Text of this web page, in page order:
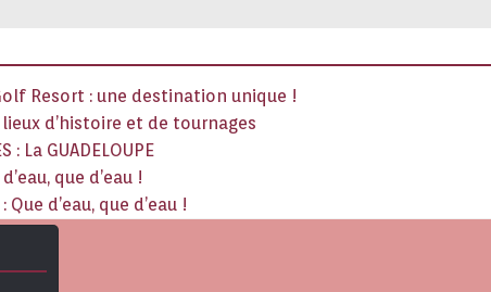
Resort : une destination unique !
lieux d’histoire et de tournages
: La GUADELOUPE
que d’eau !
d’eau, que d’eau !